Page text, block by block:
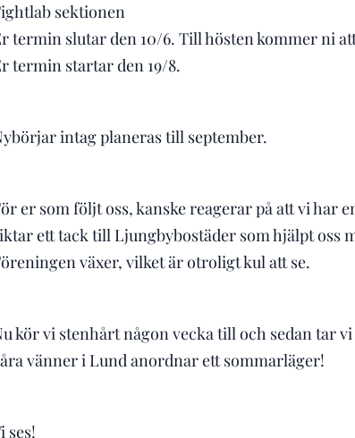
sektionen
termin slutar den 10/6. Till hösten kommer ni
termin startar den 19/8.
intag planeras till september.
er som följt oss, kanske reagerar på att vi har
ett tack till Ljungbybostäder som hjälpt oss
växer, vilket är otroligt kul att se.
kör vi stenhårt någon vecka till och sedan tar
vänner i Lund anordnar ett sommarläger!
ses!